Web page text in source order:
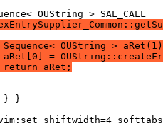
OUString >
=
aRet;